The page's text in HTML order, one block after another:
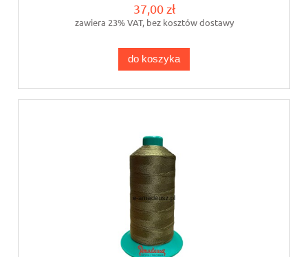
37,00 zł
zawiera 23% VAT, bez kosztów dostawy
do koszyka